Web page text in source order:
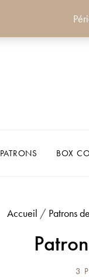
PATRONS BOX
Accueil / Patrons
3